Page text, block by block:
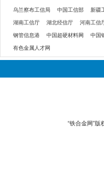
乌兰察布工信局 中国工信部 新疆
湖南工信厅 湖北经信厅 河南工信
钢管信息港 中国超硬材料网 中国
有色金属人才网
“铁合金网”版